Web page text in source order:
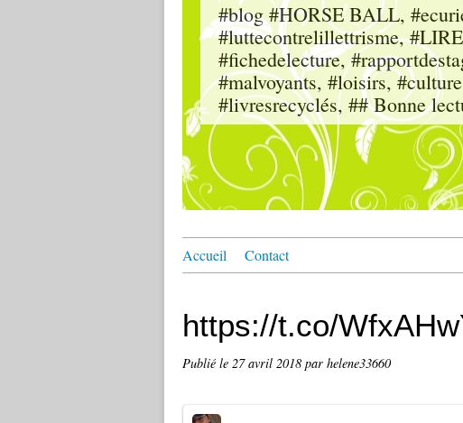
#blog #HORSE BALL,
#luttecontrelillettrisme,
#fichedelecture,
#malvoyants, #loisirs,
#livresrecyclés, ## Bonne
Accueil Contact
https://t.co/
Publié le 27 avril 2018 par helene33660